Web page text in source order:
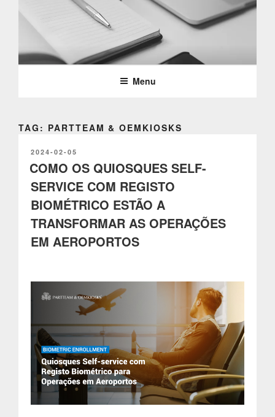
conteúdoPARTTEAM & OEMKIOSKS
BLOG
Menu
TAG: PARTTEAM & OEMKIOSKS
PUBLICADO
EM
2024-02-05
COMO OS QUIOSQUES SELF-
SERVICE COM REGISTO
BIOMÉTRICO ESTÃO A
TRANSFORMAR AS OPERAÇÕES
EM AEROPORTOS